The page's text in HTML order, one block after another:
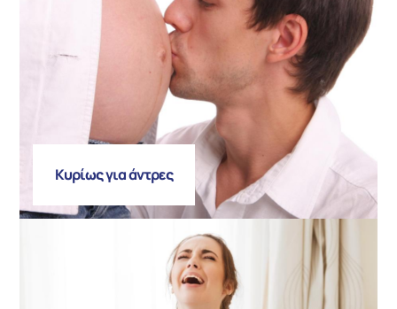
Κυρίως για άντρες